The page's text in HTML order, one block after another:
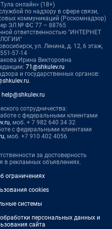
онлайн» (18+)
по надзору в сфере связи,
коммуникаций (Роскомнадзор)
ЭЛ № ФС 77 – 88765
ответственностью "ИНТЕРНЕТ
ул. Ленина, д. 12, 6 этаж,
57-14
Ирина Викторовна
71@shkulev.ru
и государственных органов:
.
help@shkulev.ru
сотрудничества:
с федеральными клиентами
, моб. + 7 982 640 34 32
с федеральными клиентами
, моб. +7 910 402 4056
за достоверность
в рекламных объявлениях.
ограничениях
cookies
системы
персональных данных и
сайта